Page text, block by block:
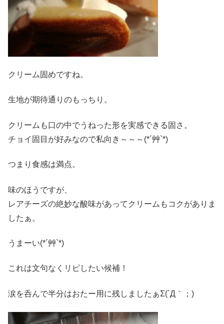
クリーム固めですね。
生地が期待通りのもっちり。
クリームも口の中でうねった形を実感できる固さ。
チョイ固目が好みなので私向き～～～(*´艸`*)
つまり食感は満点。
味のほうですが、
レアチーズの絶妙な酸味があってクリームもコクがありま
したぁ。
うまーい(*´艸`*)
これは文句なくリピしたい候補！
涙を呑んで半分はおたー用に残しましたぁΣ(´Д｀；)